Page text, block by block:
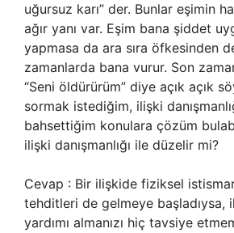
uğursuz karı” der. Bunlar eşimin
ağır yanı var. Eşim bana şiddet
yapmasa da ara sıra öfkesinden
zamanlarda bana vurur. Son
“Seni öldürürüm” diye açık açık
sormak istediğim, ilişki
bahsettiğim konulara çözüm
ilişki danışmanlığı ile düzelir mi?
Cevap : Bir ilişkide fiziksel
tehditleri de gelmeye başladıysa,
yardımı almanızı hiç tavsiye